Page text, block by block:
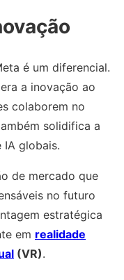
é um diferencial.
a inovação ao
colaborem no
solidifica a
IA globais.
de mercado que
no futuro
estratégica
em realidade
(VR).